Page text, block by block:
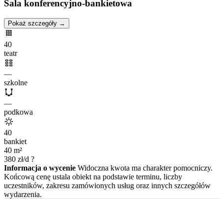
Sala konferencyjno-bankietowa
Pokaż szczegóły →
40
teatr
—
szkolne
—
podkowa
40
bankiet
40 m²
380 zł/d ?
Informacja o wycenie Widoczna kwota ma charakter pomocniczy.
Końcową cenę ustala obiekt na podstawie terminu, liczby
uczestników, zakresu zamówionych usług oraz innych szczegółów
wydarzenia.